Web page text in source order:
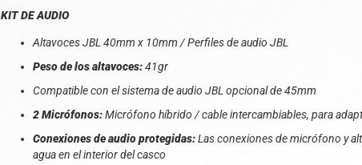
KIT DE AUDIO
Altavoces JBL 40mm x 10mm / Perfiles de audio JBL
Peso de los altavoces:41gr
Compatible con el sistema de audio JBL opcional de 45mm
2 Micrófonos:Micrófono híbrido / cable intercambiables, para
Conexiones de audio protegidas:Las conexiones de micrófono y
agua en el interior del casco